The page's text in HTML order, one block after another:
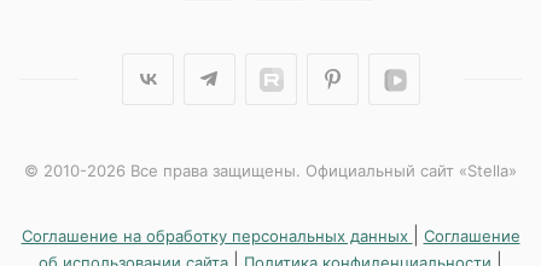
© 2010-2026 Все права защищены. Официальный сайт «Stella»
Соглашение на обработку персональных данных
Соглашение